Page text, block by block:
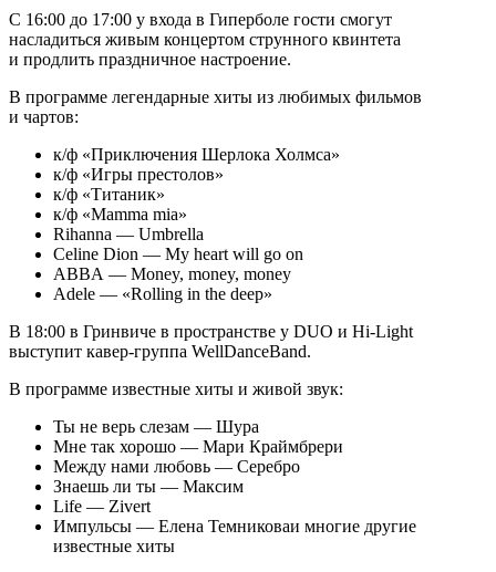
С 16:00 до 17:00 у входа в Гиперболе гости смогут
насладиться живым концертом струнного квинтета
и продлить праздничное настроение.
В программе легендарные хиты из любимых фильмов
и чартов:
к/ф «Приключения Шерлока Холмса»
к/ф «Игры престолов»
к/ф «Титаник»
к/ф «Mamma mia»
Rihanna — Umbrella
Celine Dion — My heart will go on
ABBA — Money, money, money
Adele — «Rolling in the deep»
В 18:00 в Гринвиче в пространстве у DUO и Hi-Light
выступит кавер-группа WellDanceBand.
В программе известные хиты и живой звук:
Ты не верь слезам — Шура
Мне так хорошо — Мари Краймбрери
Между нами любовь — Серебро
Знаешь ли ты — Максим
Life — Zivert
Импульсы — Елена Темниковаи многие другие
известные хиты